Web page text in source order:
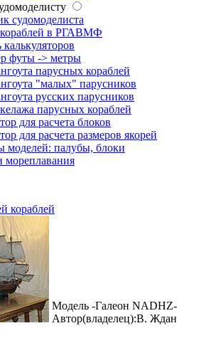
судомоделиста
в РГАВМФ
футы -> метры
парусных кораблей
"малых" парусников
русских парусников
парусных кораблей
для расчета блоков
для расчета размеров якорей
моделей: палубы, блоки
мореплавания
кораблей
Модель -Галеон NADHZ-
Автор(владелец):В. Ждан